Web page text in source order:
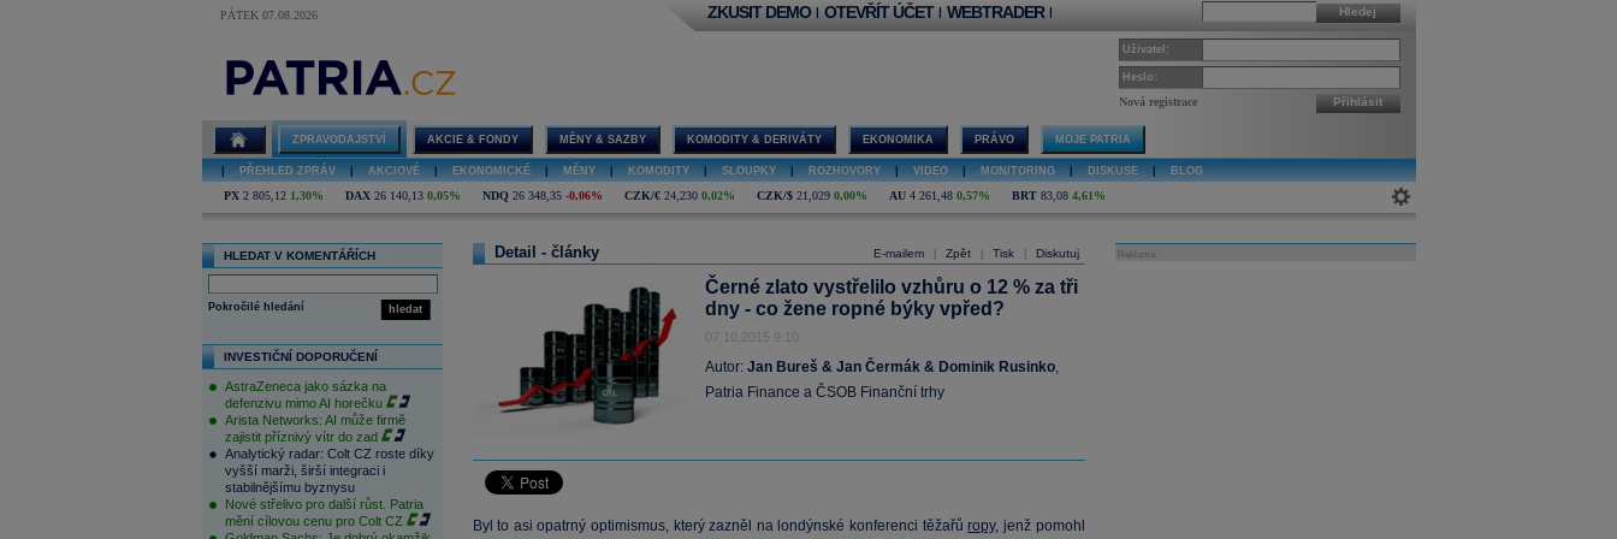
PÁTEK 07.08.2026 Hledej
ZKUSIT DEMO | OTEVŘÍT ÚČET | WEBTRADER |
Uživatel:
Heslo:
Nová registrace Přihlásit
ZPRAVODAJSTVÍ AKCIE & FONDY MĚNY & SAZBY KOMODITY & DERIVÁTY EKONOMIKA PRÁVO MOJE PATRIA
PŘEHLED ZPRÁV AKCIOVÉ EKONOMICKÉ MĚNY KOMODITY SLOUPKY ROZHOVORY VIDEO MONITORING DISKUSE BLOG
PX 2 805,12 1,30% DAX 26 140,13 0,05% NDQ 26 348,35 -0,06% CZK/€ 24,230 0,02% CZK/$ 21,029 0,00% AU 4 261,48 0,57% BRT 83,08 4,61%
HLEDAT V KOMENTÁŘÍCH
hledat
Pokročilé hledání
INVESTIČNÍ DOPORUČENÍ
AstraZeneca jako sázka na
defenzivu mimo AI horečku
Arista Networks: AI může firmě
zajistit příznivý vítr do zad
Analytický radar: Colt CZ roste díky
vyšší marži, širší integraci i
stabilnějšímu byznysu
Nové střelivo pro další růst. Patria
mění cílovou cenu pro Colt CZ
E-mailem Zpět Tisk Diskutuj
Detail - články
Černé zlato vystřelilo vzhůru o 12 % za tři
dny - co žene ropné býky vpřed?
07.10.2015 9:10
Autor: Jan Bureš & Jan Čermák & Dominik Rusinko,
Patria Finance a ČSOB Finanční trhy
Byl to asi opatrný optimismus, který zazněl na londýnské konferenci těžařůropy, jenž pomohl
Reklama